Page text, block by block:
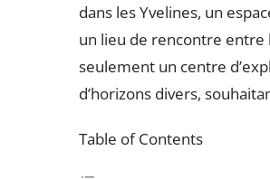
dans les Yvelines, un
un lieu de rencontre entre
seulement un centre
d’horizons divers,
Table of Contents